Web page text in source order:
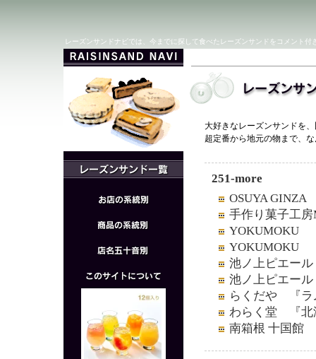
レーズンサンドナビでは、今までに探して食べたレーズンサンドをコメント付
大好きなレーズンサンドを
超定番から地元の物まで、
251-more
OSUYA
手作り菓子工
YOKUMOKU
YOKUMOKU
池ノ上ピエー
池ノ上ピエー
らくだや 『ラ
わらく堂 『北
南箱根 十国館